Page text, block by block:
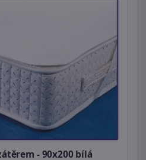
- 90x200 bílá